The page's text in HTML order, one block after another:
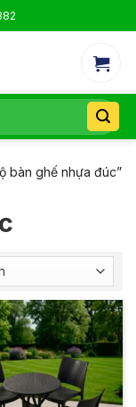
bàn ghế nhựa đúc”